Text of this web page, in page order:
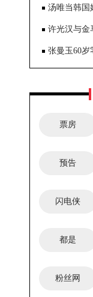
汤唯当韩国
《色戒》一
许光汉与金
念中亲自操
张曼玉60岁
票房
预告
闪电侠
都是
粉丝网